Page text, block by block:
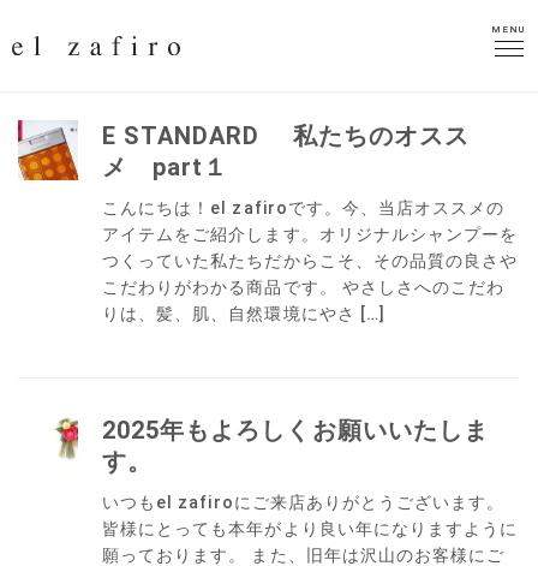
MENU
MENU
E STANDARD 私たちのオスス
メ part１
こんにちは！el zafiroです。今、当店オススメの
アイテムをご紹介します。オリジナルシャンプーを
つくっていた私たちだからこそ、その品質の良さや
こだわりがわかる商品です。 やさしさへのこだわ
りは、髪、肌、自然環境にやさ […]
2025年もよろしくお願いいたしま
す。
いつもel zafiroにご来店ありがとうございます。
皆様にとっても本年がより良い年になりますように
願っております。 また、旧年は沢山のお客様にご